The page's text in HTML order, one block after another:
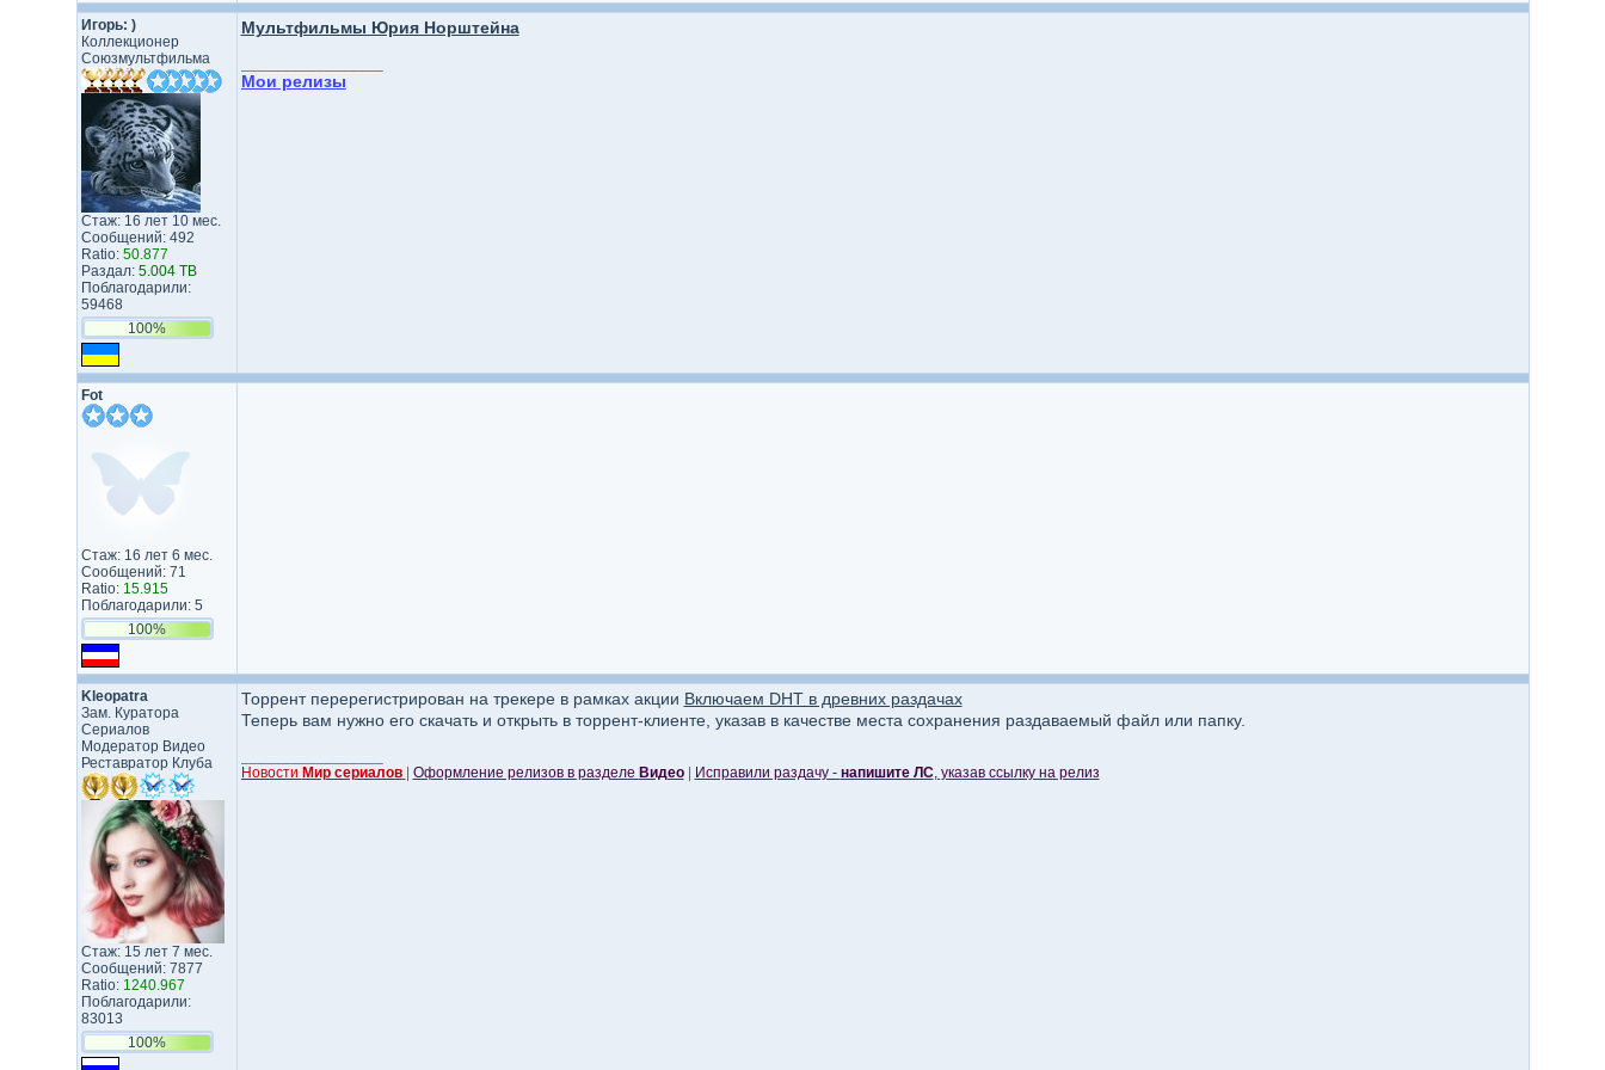
Игорь: )
Коллекционер
Союзмультфильма
Стаж: 16 лет 10 мес.
Сообщений: 492
Ratio: 50.877
Раздал: 5.004 TB
Поблагодарили:
59468
100%
Мультфильмы Юрия Норштейна
Мои релизы
Fot
Стаж: 16 лет 6 мес.
Сообщений: 71
Ratio: 15.915
Поблагодарили: 5
100%
Kleopatra
Зам. Куратора
Сериалов
Модератор Видео
Реставратор Клуба
Стаж: 15 лет 7 мес.
Сообщений: 7877
Ratio: 1240.967
Поблагодарили:
83013
100%
Торрент перерегистрирован на трекере в рамках акции Включаем DHT в древних раздачах
Теперь вам нужно его скачать и открыть в торрент-клиенте, указав в качестве места сохранения раздаваемый файл или папку.
Новости Мир сериалов Оформление релизов в разделе Видео| Исправили раздачу - напишите ЛС, указав ссылку на релиз